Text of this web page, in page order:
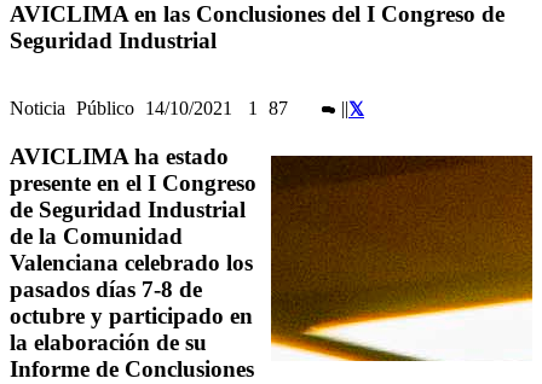
AVICLIMA en las Conclusiones del I Congreso de
Seguridad Industrial
Noticia Público 14/10/2021 1 87
AVICLIMA ha estado
presente en el I Congreso
de Seguridad Industrial
de la Comunidad
Valenciana celebrado los
pasados días 7-8 de
octubre y participado en
la elaboración de su
Informe de Conclusiones